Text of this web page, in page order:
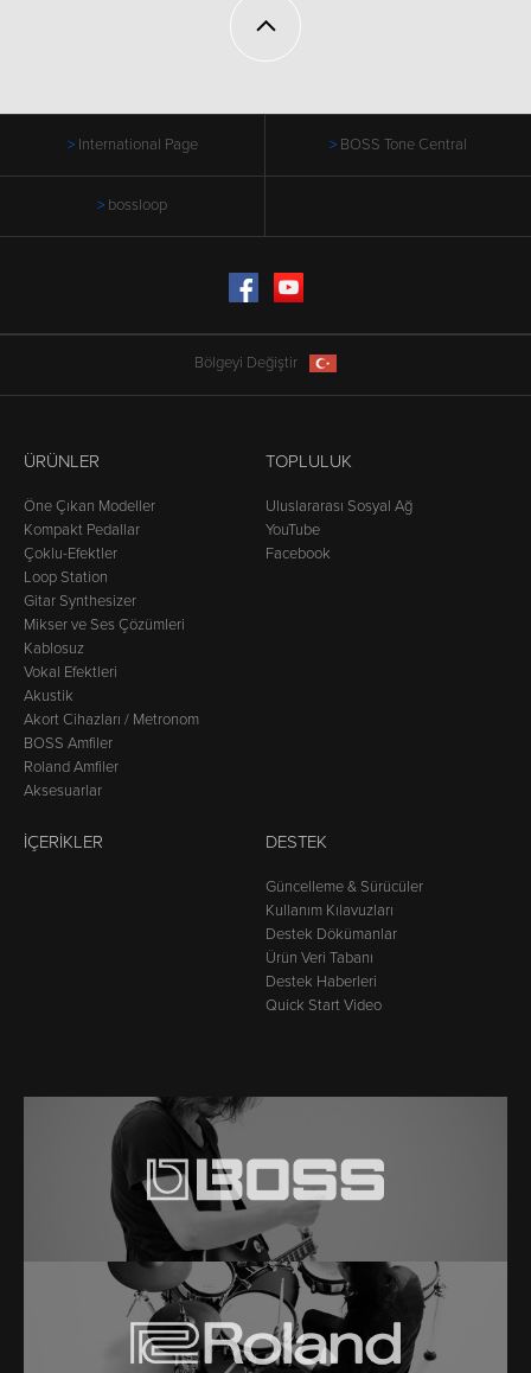
International Page BOSS Tone Central
bossloop
FacebookYouTube
Bölgeyi Değiştir
ÜRÜNLER
Öne Çıkan Modeller
Kompakt Pedallar
Çoklu-Efektler
Loop Station
Gitar Synthesizer
Mikser ve Ses Çözümleri
Kablosuz
Vokal Efektleri
Akustik
Akort Cihazları / Metronom
BOSS Amfiler
Roland Amfiler
Aksesuarlar
TOPLULUK
Uluslararası Sosyal Ağ
YouTube
Facebook
İÇERIKLER DESTEK
Güncelleme & Sürücüler
Kullanım Kılavuzları
Destek Dökümanlar
Ürün Veri Tabanı
Destek Haberleri
Quick Start Video